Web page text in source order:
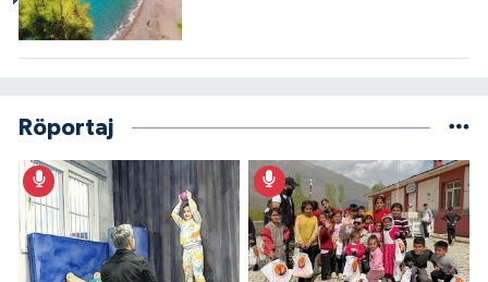
Röportaj